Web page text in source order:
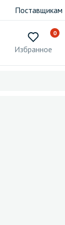
Поставщикам
0
Избранное